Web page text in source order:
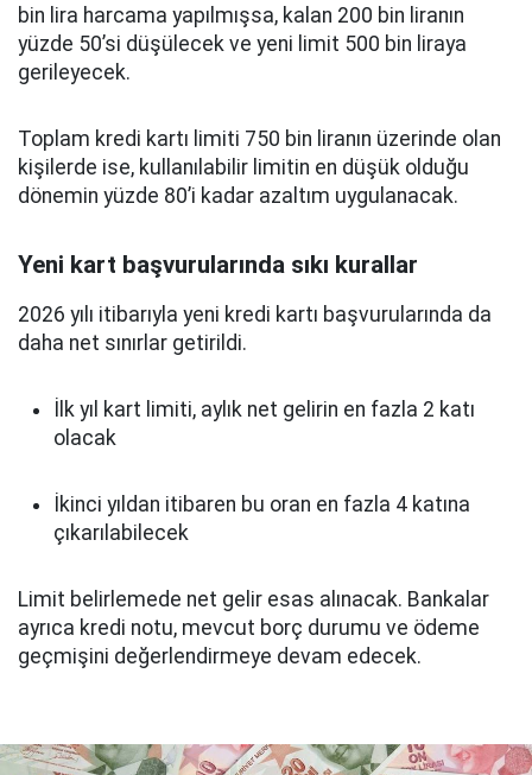
bin lira harcama yapılmışsa, kalan 200 bin liranın
yüzde 50’si düşülecek ve yeni limit 500 bin liraya
gerileyecek.
Toplam kredi kartı limiti 750 bin liranın üzerinde olan
kişilerde ise, kullanılabilir limitin en düşük olduğu
dönemin yüzde 80’i kadar azaltım uygulanacak.
Yeni kart başvurularında sıkı kurallar
2026 yılı itibarıyla yeni kredi kartı başvurularında da
daha net sınırlar getirildi.
İlk yıl kart limiti, aylık net gelirin en fazla 2 katı
olacak
İkinci yıldan itibaren bu oran en fazla 4 katına
çıkarılabilecek
Limit belirlemede net gelir esas alınacak. Bankalar
ayrıca kredi notu, mevcut borç durumu ve ödeme
geçmişini değerlendirmeye devam edecek.